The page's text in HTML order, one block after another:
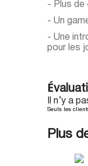
- Plus de
- Un
- Une
pour les
Il n’y a
Seuls les
Plus